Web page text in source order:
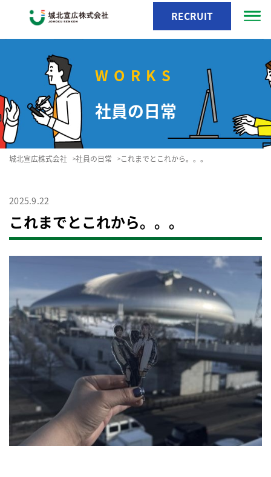
RECRUIT
WORKS
社員の日常
城北宣広株式会社 >社員の日常 >これまでとこれから。。。
2025.9.22
これまでとこれから。。。